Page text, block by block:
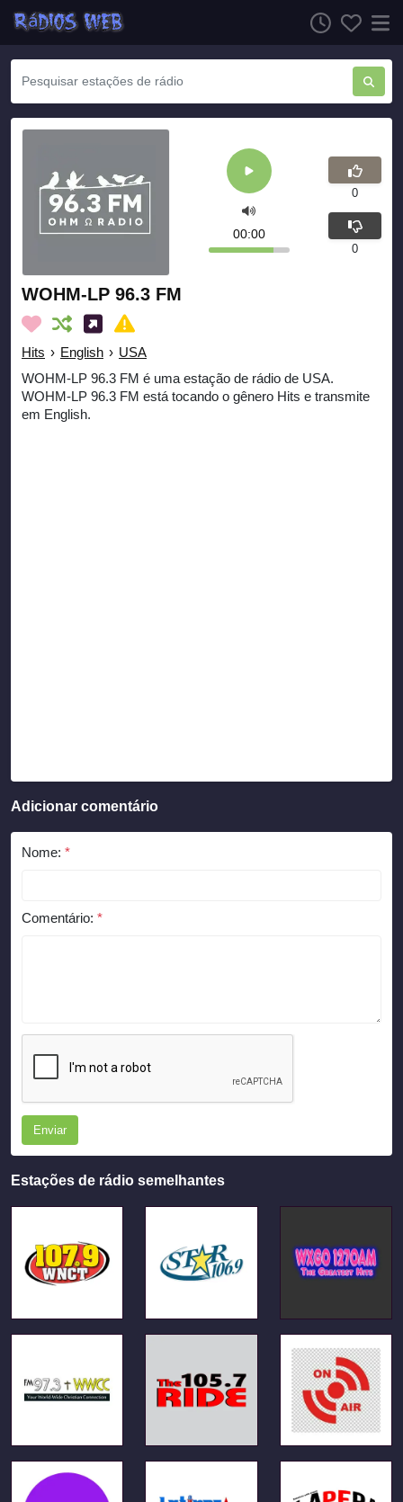
WOHM-LP 96.3 FM
Hits › English › USA
WOHM-LP 96.3 FM é uma estação de rádio de USA.
WOHM-LP 96.3 FM está tocando o gênero Hits e transmite
em English.
00:00
0
0
Adicionar comentário
Nome: *
Comentário: *
Enviar
Estações de rádio semelhantes